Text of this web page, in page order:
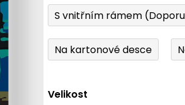
5
hvězdiček.
S vnitřním rámem
Na kartonové desce
Velikost